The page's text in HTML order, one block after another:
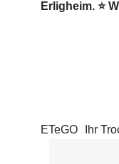
Erligheim. ⭐
ETeGO Ihr